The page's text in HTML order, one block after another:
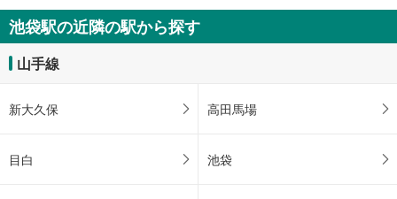
池袋駅の近隣の駅から探す
山手線
新大久保 高田馬場
目白 池袋